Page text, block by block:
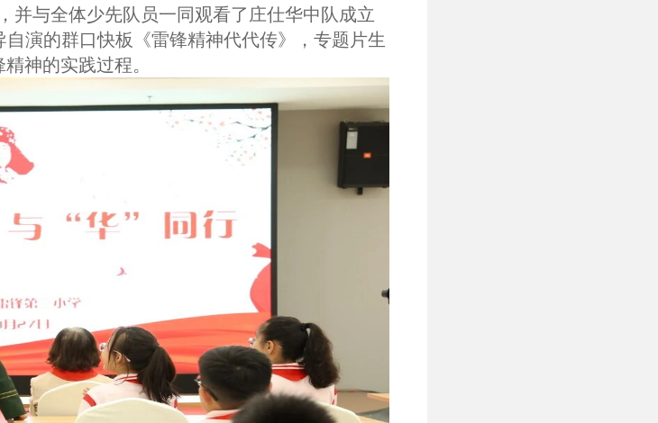
并与全体少先队员一同观看了庄仕华中队成立
演的群口快板《雷锋精神代代传》，专题片生
神的实践过程。